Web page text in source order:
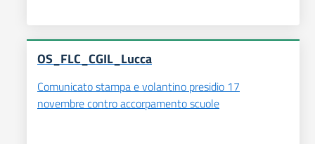
OS_FLC_CGIL_Lucca
Comunicato stampa e volantino presidio 17
novembre contro accorpamento scuole